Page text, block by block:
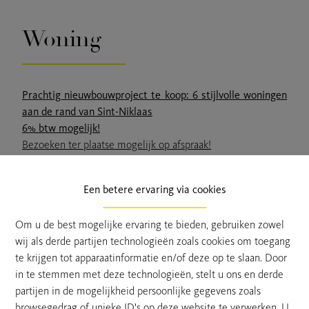
Een betere ervaring via cookies
Om u de best mogelijke ervaring te bieden, gebruiken zowel
wij als derde partijen technologieën zoals cookies om toegang
te krijgen tot apparaatinformatie en/of deze op te slaan. Door
in te stemmen met deze technologieën, stelt u ons en derde
partijen in de mogelijkheid persoonlijke gegevens zoals
Woning
Prachtig nieuwbouwproject te koop: 6 stijlvolle woningen
aan de rand van Sint-Niklaas
6% btw mogelijk!
Bezoeken ter plaatse mogelijk op afspraak!
Sint-Niklaas. Alles dichtbij en toch rustig wonen!
Het project mikt op een gezonde combinatie tussen
comfortabel wonen en een gemeenschapsgevoel creëren.
Het nieuwe woonerf zelf bestaande uit 2 afzonderlijke
blokken met 4 half open en 2 gesloten woningen,
opgebouwd in moderne stijl en afgewerkt met
kwaliteitsvolle materialen.